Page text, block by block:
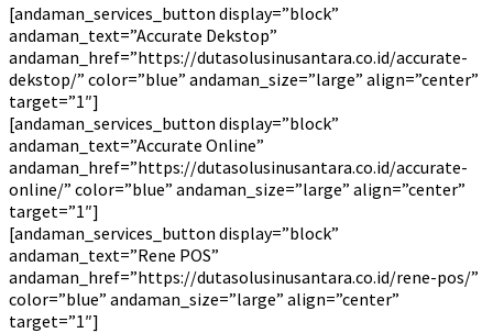
[andaman_services_button display=”block”
andaman_text=”Accurate Dekstop”
andaman_href=”https://dutasolusinusantara.co.id/accurate-
dekstop/” color=”blue” andaman_size=”large” align=”center”
target=”1″]
[andaman_services_button display=”block”
andaman_text=”Accurate Online”
andaman_href=”https://dutasolusinusantara.co.id/accurate-
online/” color=”blue” andaman_size=”large” align=”center”
target=”1″]
[andaman_services_button display=”block”
andaman_text=”Rene POS”
andaman_href=”https://dutasolusinusantara.co.id/rene-pos/”
color=”blue” andaman_size=”large” align=”center”
target=”1″]